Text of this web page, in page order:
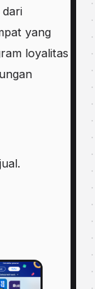
yang
loyalitas